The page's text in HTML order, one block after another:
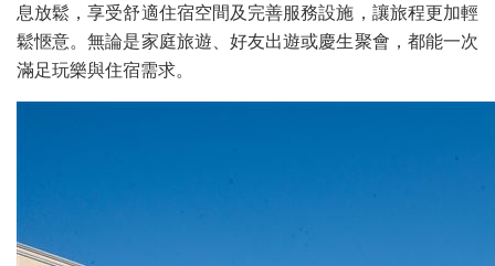
息放鬆，享受舒適住宿空間及完善服務設施，讓旅程更加輕
鬆愜意。無論是家庭旅遊、好友出遊或慶生聚會，都能一次
滿足玩樂與住宿需求。